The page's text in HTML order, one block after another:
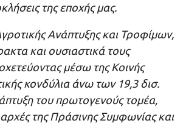
της εποχής μας.
Ανάπτυξης και Τροφίμων,
και ουσιαστικά τους
μέσω της Κοινής
κονδύλια άνω των 19,3 δισ.
του πρωτογενούς τομέα,
της Πράσινης Συμφωνίας και